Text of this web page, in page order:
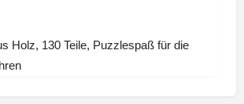
Holz, 130 Teile, Puzzlespaß für die